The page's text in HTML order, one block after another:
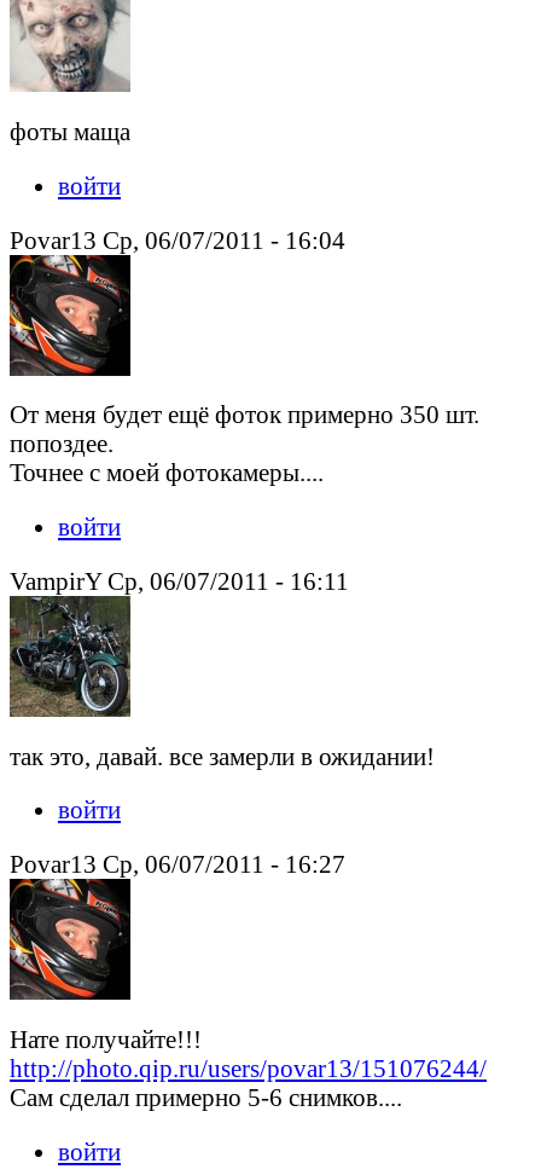
фоты маща
войти
Povar13 Ср, 06/07/2011 - 16:04
От меня будет ещё фоток примерно 350 шт.
попоздее.
Точнее с моей фотокамеры....
войти
VampirY Ср, 06/07/2011 - 16:11
так это, давай. все замерли в ожидании!
войти
Povar13 Ср, 06/07/2011 - 16:27
Нате получайте!!!
http://photo.qip.ru/users/povar13/151076244/
Сам сделал примерно 5-6 снимков....
войти